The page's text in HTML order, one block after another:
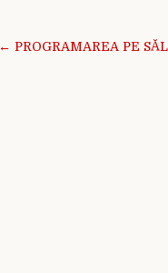
← PROGRAMAREA PE